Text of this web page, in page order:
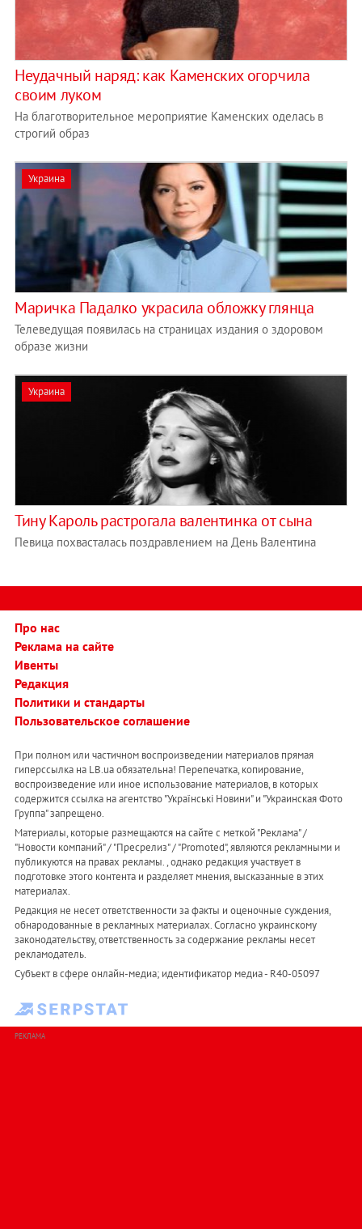
Неудачный наряд: как Каменских огорчила
своим луком
На благотворительное мероприятие Каменских оделась в
строгий образ
Украина
Маричка Падалко украсила обложку глянца
Телеведущая появилась на страницах издания о здоровом
образе жизни
Украина
Тину Кароль растрогала валентинка от сына
Певица похвасталась поздравлением на День Валентина
Про нас
Реклама на сайте
Ивенты
Редакция
Политики и стандарты
Пользовательское соглашение
При полном или частичном воспроизведении материалов прямая
гиперссылка на LB.ua обязательна! Перепечатка, копирование,
воспроизведение или иное использование материалов, в которых
содержится ссылка на агентство "Українськi Новини" и "Украинская Фото
Группа" запрещено.
Материалы, которые размещаются на сайте с меткой "Реклама" /
"Новости компаний" / "Пресрелиз" / "Promoted", являются рекламными и
публикуются на правах рекламы. , однако редакция участвует в
подготовке этого контента и разделяет мнения, высказанные в этих
материалах.
Редакция не несет ответственности за факты и оценочные суждения,
обнародованные в рекламных материалах. Согласно украинскому
законодательству, ответственность за содержание рекламы несет
рекламодатель.
Субъект в сфере онлайн-медиа; идентификатор медиа - R40-05097
РЕКЛАМА